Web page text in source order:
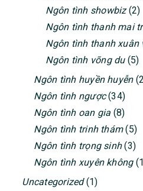
Ngôn tình showbiz(2)
Ngôn tình thanh mai
Ngôn tình thanh xuân
Ngôn tình võng du(5)
Ngôn tình huyền huyễn
Ngôn tình ngược(34)
Ngôn tình oan gia (8)
Ngôn tình trinh thám(5)
Ngôn tình trọng sinh(3)
Ngôn tình xuyên không
Uncategorized(1)